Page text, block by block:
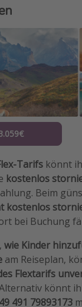
Tarifs könnt
kostenlos
Beim
kostenlos
bei Buchung
wie Kinder
am Reiseplan,
Flextarifs
könnt
491 79893173